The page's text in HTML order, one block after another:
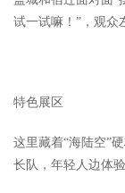
试一试嘛！”，观众
特色展区
这里藏着“海陆空”
长队，年轻人边体